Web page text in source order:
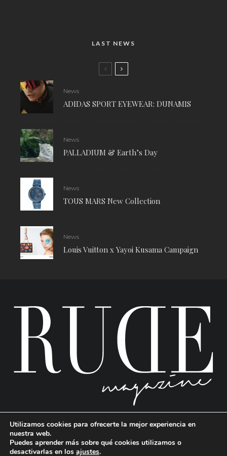
LAST NEWS
News
ADIDAS SPORT EYEWEAR: DUNAMIS
News
PALLADIUM & Earth’s Day
News
TOUS MARS New Collection
News
Louis Vuitton x Yayoi Kusama Campaign
Utilizamos cookies para ofrecerte la mejor experiencia en
nuestra web.
Puedes aprender más sobre qué cookies utilizamos o
desactivarlas en los ajustes.